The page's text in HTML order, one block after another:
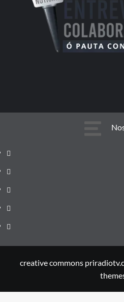
Nosotros
Equipo
Editorial
y
Política
de
Correcciones
Tarifas
y
Únete
Priradiotv
creative commons